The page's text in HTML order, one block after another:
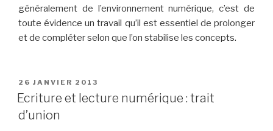
généralement de l’environnement numérique, c’est de
toute évidence un travail qu’il est essentiel de prolonger
et de compléter selon que l’on stabilise les concepts.
PUBLIÉ
LE
26 JANVIER 2013
Ecriture et lecture numérique : trait
d’union